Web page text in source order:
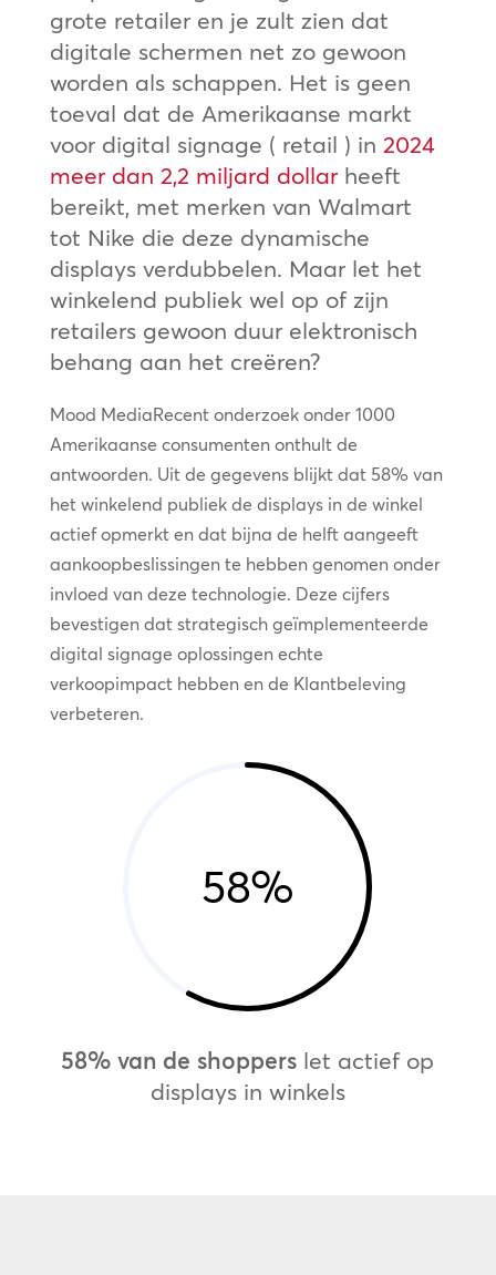
grote retailer en je zult zien dat
digitale schermen net zo gewoon
worden als schappen. Het is geen
toeval dat de Amerikaanse markt
voor digital signage ( retail ) in 2024
meer dan 2,2 miljard dollarheeft
bereikt, met merken van Walmart
tot Nike die deze dynamische
displays verdubbelen. Maar let het
winkelend publiek wel op of zijn
retailers gewoon duur elektronisch
behang aan het creëren?
Mood MediaRecent onderzoek onder 1000
Amerikaanse consumenten onthult de
antwoorden. Uit de gegevens blijkt dat 58% van
het winkelend publiek de displays in de winkel
actief opmerkt en dat bijna de helft aangeeft
aankoopbeslissingen te hebben genomen onder
invloed van deze technologie. Deze cijfers
bevestigen dat strategisch geïmplementeerde
digital signage oplossingen echte
verkoopimpact hebben en de Klantbeleving
verbeteren.
58%
58% van de shoppers let actief op
displays in winkels